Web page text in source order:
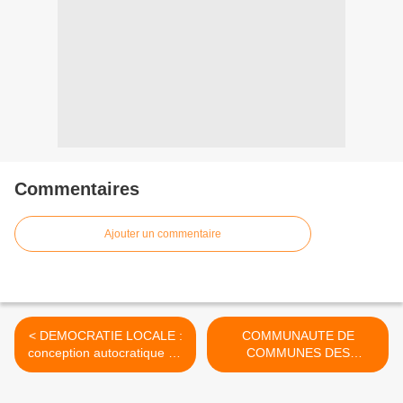
Commentaires
Ajouter un commentaire
< DEMOCRATIE LOCALE :
conception autocratique de
l'exercice du pouvoir
COMMUNAUTE DE
COMMUNES DES
OLONNES : un CONSEIL